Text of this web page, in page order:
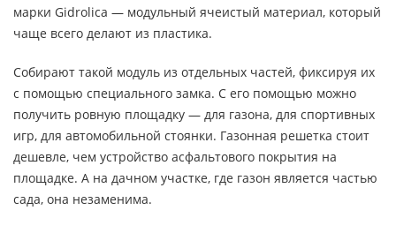
марки Gidrolica — модульный ячеистый материал, который
чаще всего делают из пластика.
Собирают такой модуль из отдельных частей, фиксируя их
с помощью специального замка. С его помощью можно
получить ровную площадку — для газона, для спортивных
игр, для автомобильной стоянки. Газонная решетка стоит
дешевле, чем устройство асфальтового покрытия на
площадке. А на дачном участке, где газон является частью
сада, она незаменима.